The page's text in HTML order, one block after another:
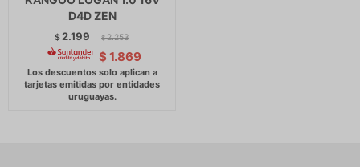
D4D ZEN
$ 2.199 $ 2.253
$ 1.869